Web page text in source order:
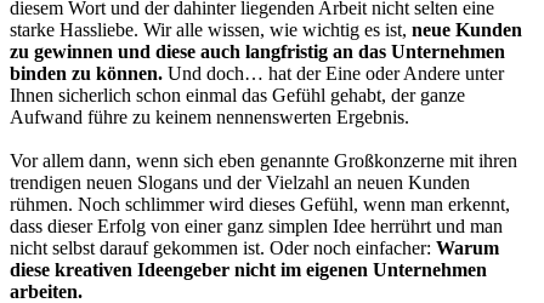
diesem Wort und der dahinter liegenden Arbeit nicht selten eine
starke Hassliebe. Wir alle wissen, wie wichtig es ist, neue Kunden
zu gewinnen und diese auch langfristig an das Unternehmen
binden zu können. Und doch… hat der Eine oder Andere unter
Ihnen sicherlich schon einmal das Gefühl gehabt, der ganze
Aufwand führe zu keinem nennenswerten Ergebnis.
Vor allem dann, wenn sich eben genannte Großkonzerne mit ihren
trendigen neuen Slogans und der Vielzahl an neuen Kunden
rühmen. Noch schlimmer wird dieses Gefühl, wenn man erkennt,
dass dieser Erfolg von einer ganz simplen Idee herrührt und man
nicht selbst darauf gekommen ist. Oder noch einfacher: Warum
diese kreativen Ideengeber nicht im eigenen Unternehmen
arbeiten.